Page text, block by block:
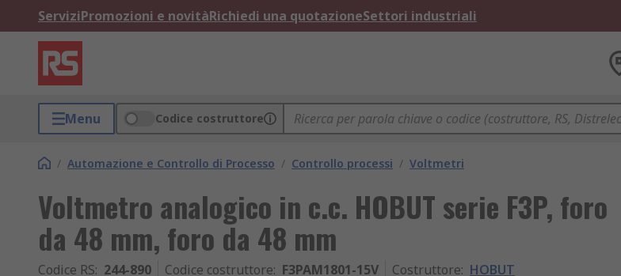
ServiziPromozioni e novitàRichiedi una quotazioneSettori industriali
Menu Codice costruttore
/ Automazione e Controllo di Processo / Controllo processi / Voltmetri
Voltmetro analogico in c.c. HOBUT serie F3P, foro
da 48 mm, foro da 48 mm
Codice RS: 244-890 Codice costruttore: F3PAM1801-15V Costruttore: HOBUT